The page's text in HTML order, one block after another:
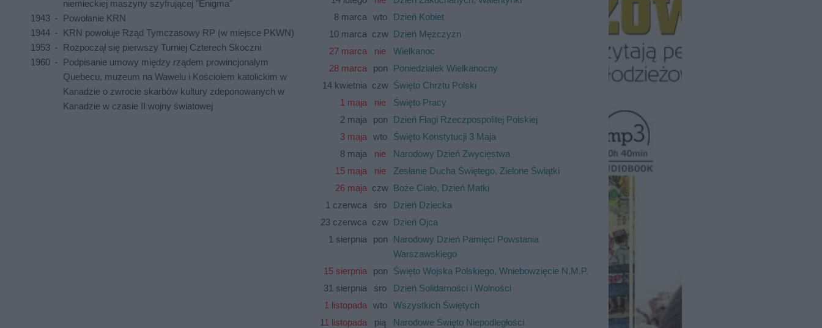
niemieckiej maszyny szyfrującej "Enigma"
1943- Powołanie KRN
1944- KRN powołuje Rząd Tymczasowy RP (w miejsce PKWN)
1953- Rozpoczął się pierwszy Turniej Czterech Skoczni
1960- Podpisanie umowy między rządem prowincjonalym
Quebecu, muzeum na Wawelu i Kościołem katolickim w
Kanadzie o zwrocie skarbów kultury zdeponowanych w
Kanadzie w czasie II wojny światowej
8 marca
wto
Dzień Kobiet
10 marca czw Dzień Mężczyzn
27 marca
nie
Wielkanoc
28 marca
pon
Poniedziałek Wielkanocny
14 kwietnia czw Święto Chrztu Polski
1 maja
nie
Święto Pracy
2 maja
pon
Dzień Flagi Rzeczpospolitej Polskiej
3 maja
wto
Święto Konstytucji 3 Maja
8 maja
nie
Narodowy Dzień Zwycięstwa
15 maja
nie
Zesłanie Ducha Świętego, Zielone Świątki
26 maja czw Boże Ciało, Dzień Matki
1 czerwca
śro
Dzień Dziecka
23 czerwca czw Dzień Ojca
1 sierpnia
pon
Narodowy Dzień Pamięci Powstania
Warszawskiego
15 sierpnia
pon
Święto Wojska Polskiego, Wniebowzięcie N.M.P.
31 sierpnia
śro
Dzień Solidarności i Wolności
1 listopada
wto Wszystkich Świętych
11 listopada
pią
Narodowe Święto Niepodległości